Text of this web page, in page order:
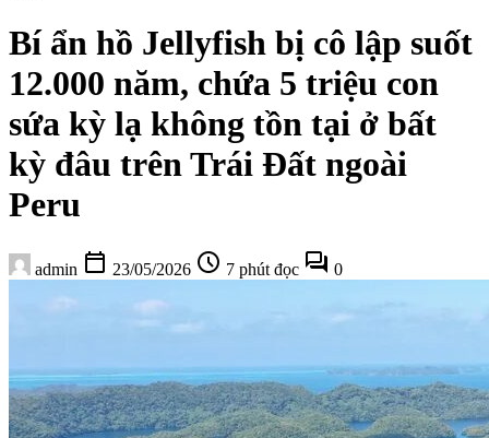
Bí ẩn hồ Jellyfish bị cô lập suốt
12.000 năm, chứa 5 triệu con
sứa kỳ lạ không tồn tại ở bất
kỳ đâu trên Trái Đất ngoài
Peru
admin calendar_today 23/05/2026 schedule 7 phút đọc forum 0